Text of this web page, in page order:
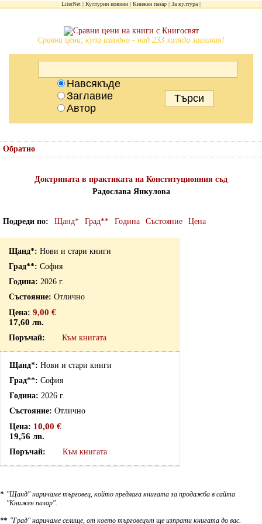
LiterNet Културни новини Книжен пазар За култура
Сравни цени, купи изгодно - над 233 хиляди заглавия!
Навсякъде
Заглавие
Автор
Обратно
Доктрината в практиката на Конституционния съд
Радослава Янкулова
Подреди по Щанд* Град** Година Състояние Цена
Нови и стари книги
София
2026 г.
Отлично
9,00 €
17,60 лв.
Към книгата
Нови и стари книги
София
2026 г.
Отлично
10,00 €
19,56 лв.
Към книгата
* "Щанд" наричаме търговец, който предлага книгата за продажба в сайта
"Книжен пазар".
** "Град" наричаме селище, от което търговецът ще изпрати книгата до вас.